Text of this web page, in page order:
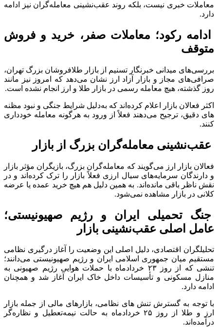
معاملات خبری نیست، بلکه روند عقب‌نشینی معامله‌گران نیز ادامه
دارد.
ادامه رکود؛ معاملات صفر، خرید و فروش
متوقف
بررسی‌های میدانی خبرنگار تسنیم از بازار طلافروشان بزرگ تهران،
صرافی‌های مجاز و بازار آزاد ارز نشان می‌دهد که امروز نیز مانند
روز گذشته، هیچ معامله رسمی در بازار طلا و ارز انجام نشده است.
اکثر فعالان بازار اعلام کرده‌اند که به‌دلیل شرایط جنگی و نبود مظنه
های دقیق، ترجیح می‌دهند فعلاً از ورود به هرگونه معامله خودداری
کنند.
عقب‌نشینی معامله‌گران بزرگ از بازار
فعالان بازار ارز می‌گویند که معامله‌گران بزرگ، بازیگران مؤثر بازار
و دارندگان سرمایه‌های سیال ارزی فعلاً بازار را ترک کرده‌اند و در
نقش ناظر باقی مانده‌اند. به همین دلیل هم هیچ خرید عمده یا عرضه
کلانی در بازار مشاهده نمی‌شود.
جنگ تحمیلی ایران و رژیم صهیونیستی؛
عامل اصلی عقب‌نشینی بازار
تحلیلگران اقتصادی، دلیل اصلی این وضعیت را آغاز درگیری نظامی
مستقیم میان جمهوری اسلامی ایران و رژیم صهیونیستی می‌دانند؛
تنشی که از روز ۲۳ خردادماه با حملات هوایی رژیم صهیونی به
منازل مسکونی و تأسیسات داخل خاک ایران آغاز شد و همچنان
ادامه دارد.
با توجه به گسترش تنش های نظامی، بازارهای مالی از جمله بازار
ارز و طلا از روز ۲۵ خردادماه به حالت نیمه‌تعطیل و نظاره‌گر
درآمده‌اند.